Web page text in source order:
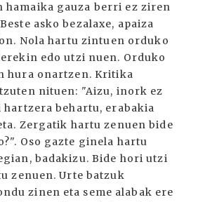
hamaika gauza berri ez ziren
asko bezalaxe, apaiza
Nola hartu zintuen orduko
edo utzi nuen. Orduko
hura onartzen. Kritika
nituen: "Aizu, inork ez
behartu, erabakia
Zergatik hartu zenuen bide
Oso gazte ginela hartu
badakizu. Bide hori utzi
zenuen. Urte batzuk
zinen eta seme alabak ere